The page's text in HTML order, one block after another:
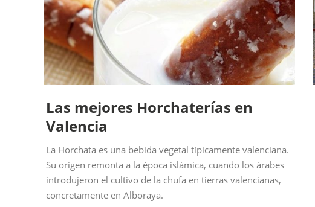
Las mejores Horchaterías en
Valencia
La Horchata es una bebida vegetal típicamente valenciana.
Su origen remonta a la época islámica, cuando los árabes
introdujeron el cultivo de la chufa en tierras valencianas,
concretamente en Alboraya.